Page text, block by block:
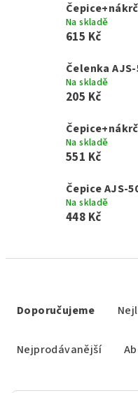
Na skladě
615 Kč
Čelenka
Na skladě
205 Kč
Na skladě
551 Kč
Čepice AJS-
Na skladě
448 Kč
Doporučujeme
Nejprodávanější